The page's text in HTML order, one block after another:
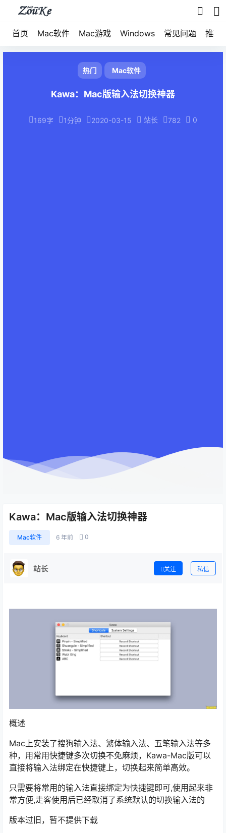
首页 Mac软件 Mac游戏 Windows 常见问题 推荐
热门 Mac软件
Kawa：Mac版输入法切换神器
169字 1分钟 2020-03-15 站长 782 0
Kawa：Mac版输入法切换神器
Mac软件 6 年前 0
站长 关注 私信
概述
Mac上安装了搜狗输入法、繁体输入法、五笔输入法等多
种，用常用快捷键多次切换不免麻烦，Kawa-Mac版可以
直接将输入法绑定在快捷键上，切换起来简单高效。
只需要将常用的输入法直接绑定为快捷键即可,使用起来非
常方便,走客使用后已经取消了系统默认的切换输入法的
版本过旧，暂不提供下载